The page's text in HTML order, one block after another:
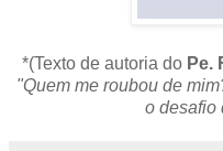
*(Texto de autoria do Pe.
"Quem me roubou de
o desafio